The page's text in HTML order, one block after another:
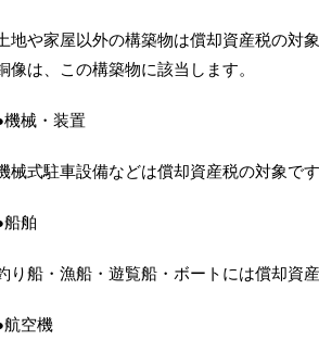
地や家屋以外の構築物は償却資産税の対
像は、この構築物に該当します。
機械・装置
械式駐車設備などは償却資産税の対象です
船舶
り船・漁船・遊覧船・ボートには償却資
航空機